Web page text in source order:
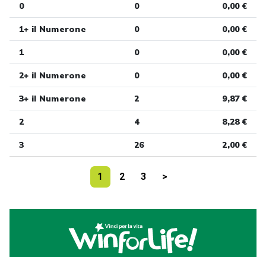
0 0 0,00 €
1+ il Numerone 0 0,00 €
1 0 0,00 €
2+ il Numerone 0 0,00 €
3+ il Numerone 2 9,87 €
2 4 8,28 €
3 26 2,00 €
1 2 3 >